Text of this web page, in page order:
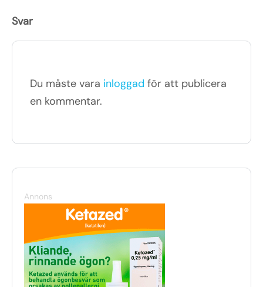
Svar
Du måste vara inloggad för att publicera
en kommentar.
Annons